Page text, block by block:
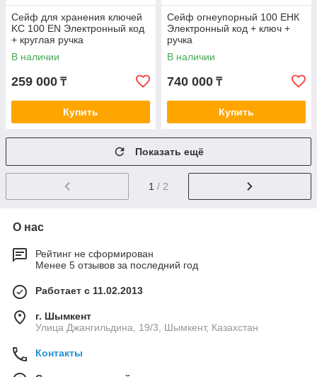
Сейф для хранения ключей
KC 100 EN Электронный код
+ круглая ручка
В наличии
259 000 ₸
Купить
Сейф огнеупорный 100 ЕНК
Электронный код + ключ +
ручка
В наличии
740 000 ₸
Купить
Показать ещё
1 / 2
О нас
Рейтинг не сформирован
Менее 5 отзывов за последний год
Работает с 11.02.2013
г. Шымкент
Улица Джангильдина, 19/3, Шымкент, Казахстан
Контакты